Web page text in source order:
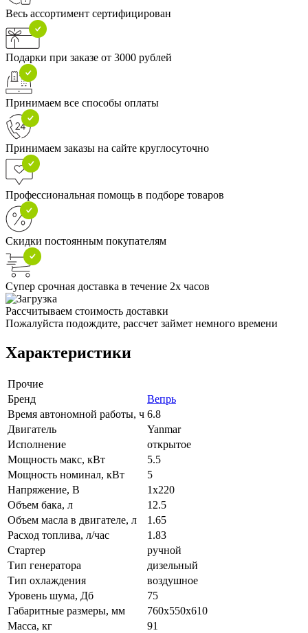
Весь ассортимент сертифицирован
Подарки при заказе от 3000 рублей
Принимаем все способы оплаты
Принимаем заказы на сайте круглосуточно
Профессиональная помощь в подборе товаров
Скидки постоянным покупателям
Супер срочная доставка в течение 2х часов
Рассчитываем стоимость доставки
Пожалуйста подождите, рассчет займет немного времени
Характеристики
Прочие
Бренд
Вепрь
Время автономной работы, ч 6.8
Двигатель
Yanmar
Исполнение
открытое
Мощность макс, кВт
5.5
Мощность номинал, кВт
5
Напряжение, В
1x220
Объем бака, л
12.5
Объем масла в двигателе, л
1.65
Расход топлива, л/час
1.83
Стартер
ручной
Тип генератора
дизельный
Тип охлаждения
воздушное
Уровень шума, Дб
75
Габаритные размеры, мм
760x550x610
Масса, кг
91